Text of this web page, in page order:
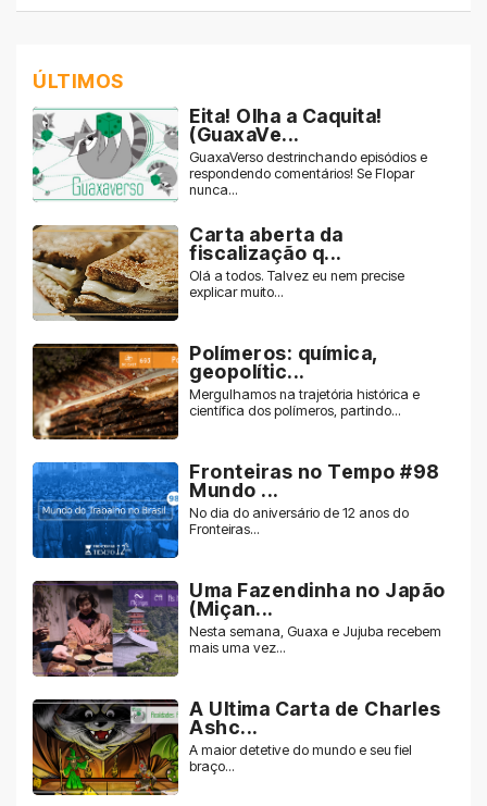
ÚLTIMOS
Eita! Olha a Caquita!
(GuaxaVe...
GuaxaVerso destrinchando episódios e
respondendo comentários! Se Flopar
nunca...
Carta aberta da
fiscalização q...
Olá a todos. Talvez eu nem precise
explicar muito...
Polímeros: química,
geopolític...
Mergulhamos na trajetória histórica e
científica dos polímeros, partindo...
Fronteiras no Tempo #98
Mundo ...
No dia do aniversário de 12 anos do
Fronteiras...
Uma Fazendinha no Japão
(Miçan...
Nesta semana, Guaxa e Jujuba recebem
mais uma vez...
A Ultima Carta de Charles
Ashc...
A maior detetive do mundo e seu fiel
braço...